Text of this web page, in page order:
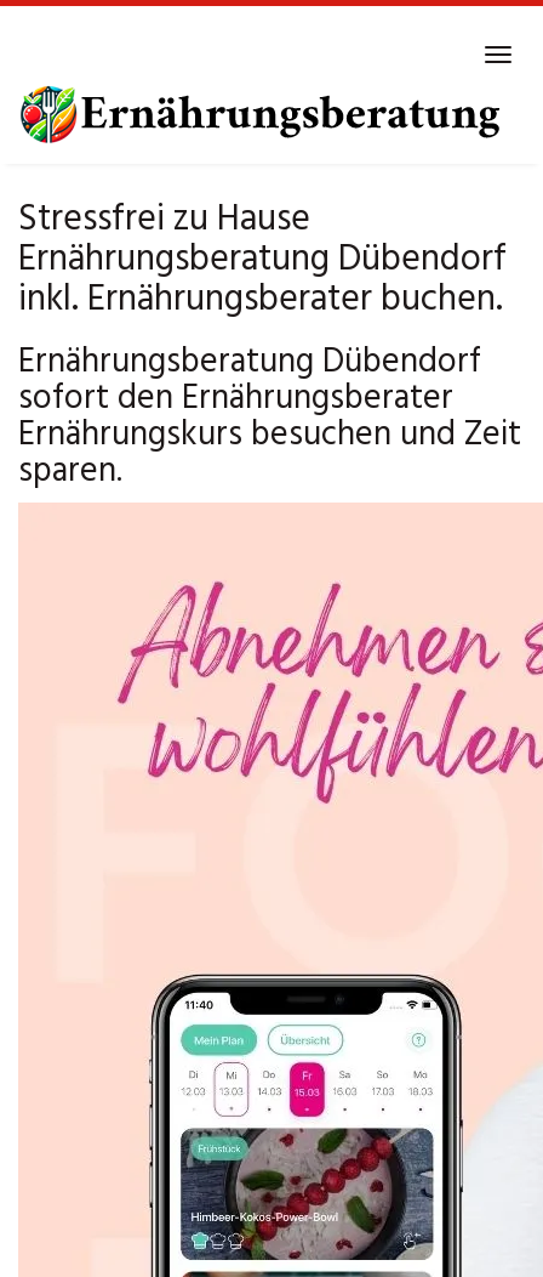
main
content
Stressfrei zu Hause
Ernährungsberatung Dübendorf
inkl. Ernährungsberater buchen.
Ernährungsberatung Dübendorf
sofort den Ernährungsberater
Ernährungskurs besuchen und Zeit
sparen.